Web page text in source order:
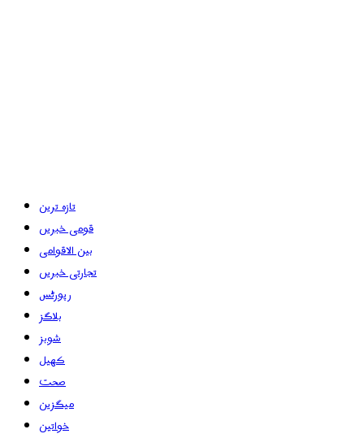
تازہ ترین
قومی خبریں
بین الاقوامی
تجارتی خبریں
رپورٹس
بلاگز
شوبز
کھیل
صحت
میگزین
خواتین